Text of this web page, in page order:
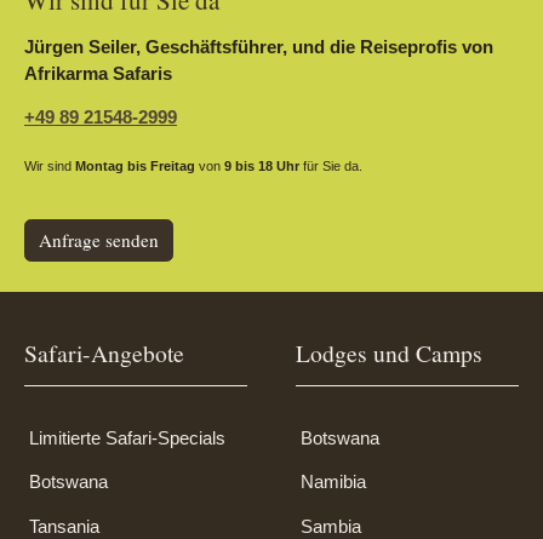
Jürgen Seiler, Geschäftsführer, und die Reiseprofis von
Afrikarma Safaris
+49 89 21548-2999
Wir sind Montag bis Freitag von 9 bis 18 Uhr für Sie da.
Anfrage senden
Safari-Angebote
Limitierte Safari-Specials
Botswana
Tansania
Lodges und Camps
Botswana
Namibia
Sambia